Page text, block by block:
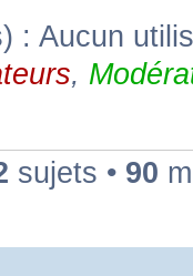
: Aucun
,
sujets • 90